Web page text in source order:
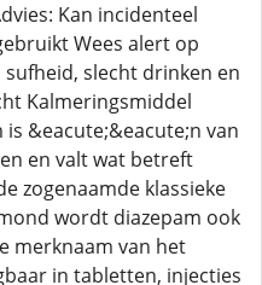
Kan incidenteel
Wees alert op
slecht drinken en
Kalmeringsmiddel
is &eacute;&eacute;n van
en valt wat betreft
zogenaamde klassieke
wordt diazepam ook
merknaam van het
in tabletten, injecties